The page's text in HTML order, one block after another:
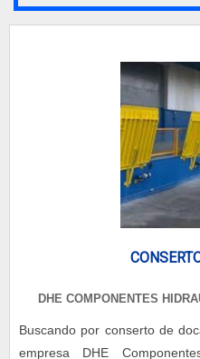
DHE COMPONENTES
Buscando por conserto de
empresa DHE